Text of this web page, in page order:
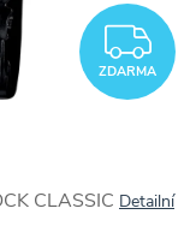
ZDARMA
CLASSIC Detailní